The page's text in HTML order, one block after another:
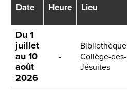
Date Heure Lieu
Du 1
juillet
au 10
août
2026
-
Bibliothèque
Collège-des-
Jésuites